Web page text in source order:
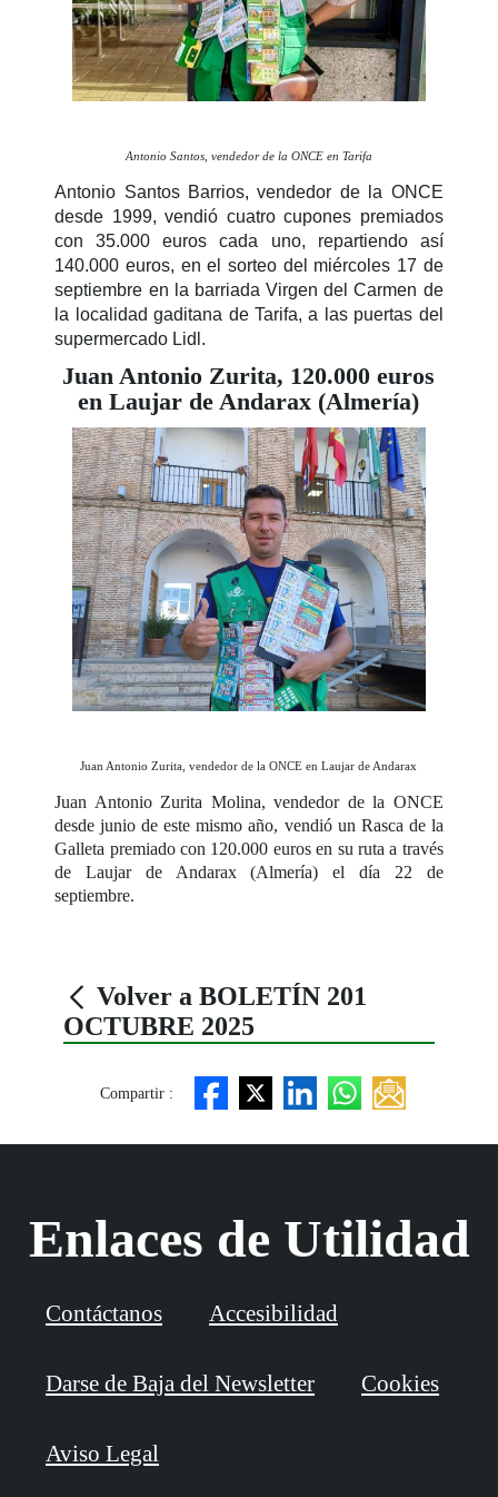
Antonio Santos, vendedor de la ONCE en Tarifa
Antonio Santos Barrios, vendedor de la ONCE
desde 1999, vendió cuatro cupones premiados
con 35.000 euros cada uno, repartiendo así
140.000 euros, en el sorteo del miércoles 17 de
septiembre en la barriada Virgen del Carmen de
la localidad gaditana de Tarifa, a las puertas del
supermercado Lidl.
Juan Antonio Zurita, 120.000 euros
en Laujar de Andarax (Almería)
Juan Antonio Zurita, vendedor de la ONCE en Laujar de Andarax
Juan Antonio Zurita Molina, vendedor de la ONCE
desde junio de este mismo año, vendió un Rasca de la
Galleta premiado con 120.000 euros en su ruta a través
de Laujar de Andarax (Almería) el día 22 de
septiembre.
Volver a BOLETÍN 201
OCTUBRE 2025
Compartir :
Enlaces de Utilidad
Contáctanos Accesibilidad
Darse de Baja del Newsletter Cookies
Aviso Legal